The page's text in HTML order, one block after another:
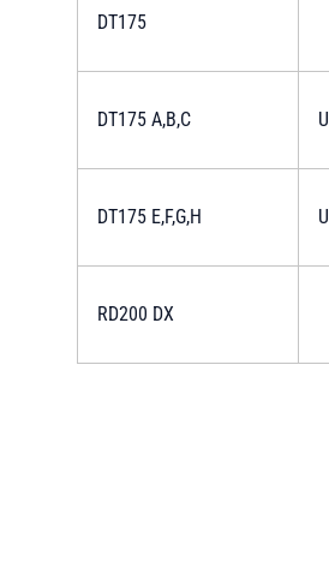
DT175
DT175 A,B,C
DT175 E,F,G,H
RD200 DX